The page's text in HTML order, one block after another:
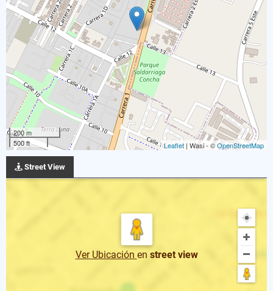
200 m
500 ft
Leaflet | Wasi - ©OpenStreetMap
Street View
Ver Ubicación en street view